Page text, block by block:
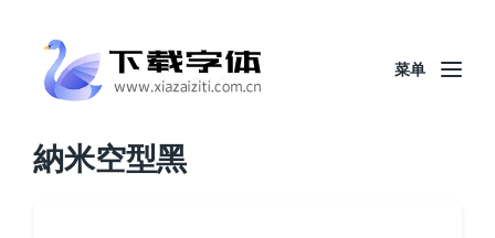
菜单
納米空型黑